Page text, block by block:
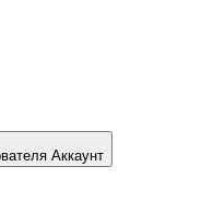
Аккаунт